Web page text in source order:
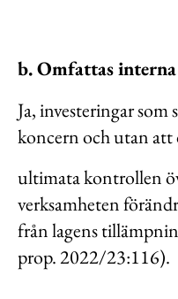
b. Omfattas
Ja, investeringar
koncern och utan att
ultimata kontrollen
verksamheten
från lagens
prop. 2022/23:116).